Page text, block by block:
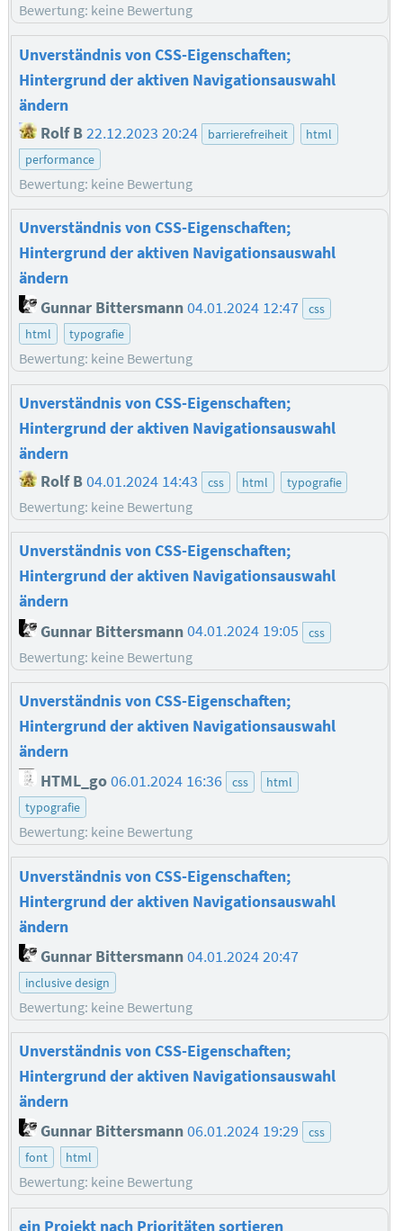
Bewertung: keine Bewertung
Unverständnis von CSS-Eigenschaften;
Hintergrund der aktiven Navigationsauswahl
ändern
Rolf B22.12.2023 20:24 barrierefreiheit
html
performance
Bewertung: keine Bewertung
Unverständnis von CSS-Eigenschaften;
Hintergrund der aktiven Navigationsauswahl
ändern
Gunnar Bittersmann04.01.2024 12:47
css
html
typografie
Bewertung: keine Bewertung
Unverständnis von CSS-Eigenschaften;
Hintergrund der aktiven Navigationsauswahl
ändern
Rolf B04.01.2024 14:43 css html typografie
Bewertung: keine Bewertung
Unverständnis von CSS-Eigenschaften;
Hintergrund der aktiven Navigationsauswahl
ändern
Gunnar Bittersmann04.01.2024 19:05 css
Bewertung: keine Bewertung
Unverständnis von CSS-Eigenschaften;
Hintergrund der aktiven Navigationsauswahl
ändern
HTML_go06.01.2024 16:36 css
html
typografie
Bewertung: keine Bewertung
Unverständnis von CSS-Eigenschaften;
Hintergrund der aktiven Navigationsauswahl
ändern
Gunnar Bittersmann04.01.2024 20:47
inclusive design
Bewertung: keine Bewertung
Unverständnis von CSS-Eigenschaften;
Hintergrund der aktiven Navigationsauswahl
ändern
Gunnar Bittersmann06.01.2024 19:29
css
font
html
Bewertung: keine Bewertung
ein Projekt nach Prioritäten sortieren